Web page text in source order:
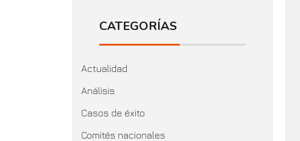
CATEGORÍAS
Actualidad
Análisis
Casos de éxito
Comités nacionales